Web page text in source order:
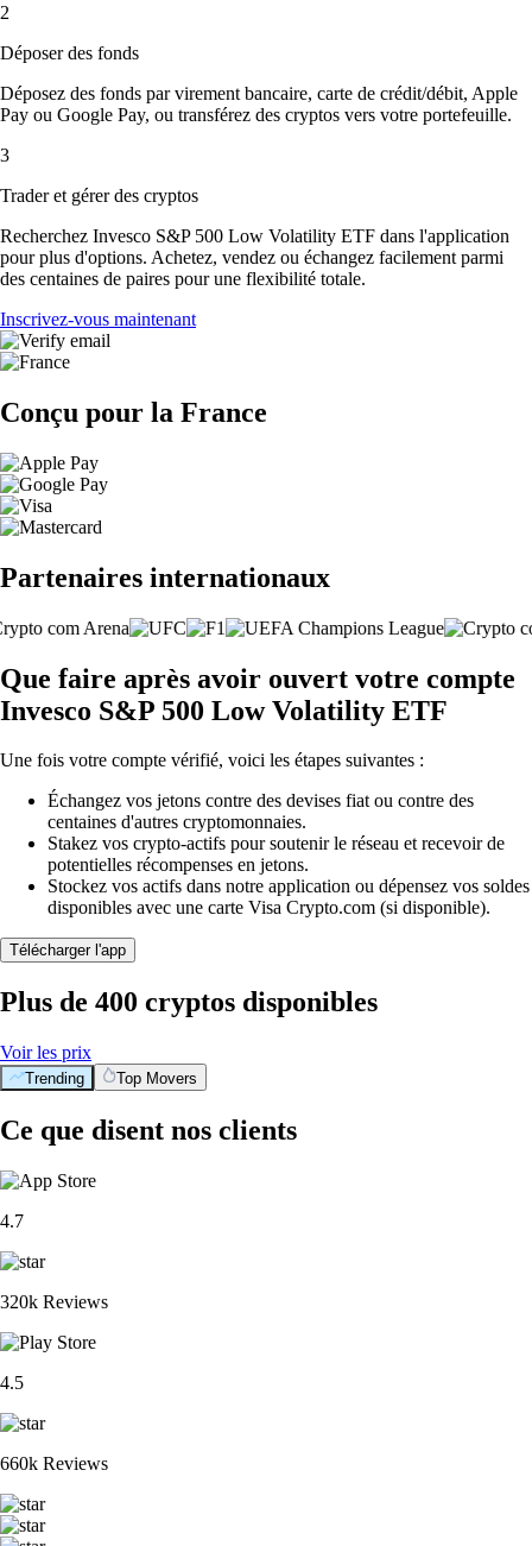
2
Déposer des fonds
Déposez des fonds par virement bancaire, carte de crédit/débit, Apple
Pay ou Google Pay, ou transférez des cryptos vers votre portefeuille.
3
Trader et gérer des cryptos
Recherchez Invesco S&P 500 Low Volatility ETF dans l'application
pour plus d'options. Achetez, vendez ou échangez facilement parmi
des centaines de paires pour une flexibilité totale.
Inscrivez-vous maintenant
Conçu pour la France
Partenaires internationaux
Que faire après avoir ouvert votre compte
Invesco S&P 500 Low Volatility ETF
Une fois votre compte vérifié, voici les étapes suivantes :
Échangez vos jetons contre des devises fiat ou contre des
centaines d'autres cryptomonnaies.
Stakez vos crypto-actifs pour soutenir le réseau et recevoir de
potentielles récompenses en jetons.
Stockez vos actifs dans notre application ou dépensez vos soldes
disponibles avec une carte Visa Crypto.com (si disponible).
Télécharger l'app
Plus de 400 cryptos disponibles
Voir les prix
Trending Top Movers
Ce que disent nos clients
4.7
320k Reviews
4.5
660k Reviews